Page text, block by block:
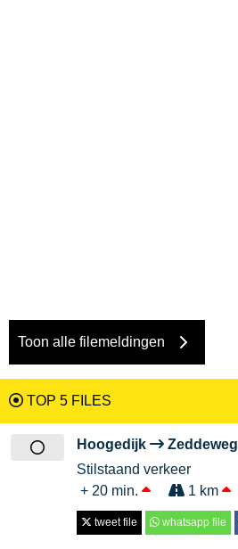
Toon alle filemeldingen
TOP 5 FILES
Hoogedijk
Zeddeweg
Stilstaand verkeer
+ 20 min.
1 km
tweet file whatsapp file